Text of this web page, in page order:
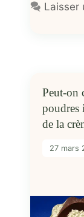
Laisser
Peut-on
poudres
de la
27 mars